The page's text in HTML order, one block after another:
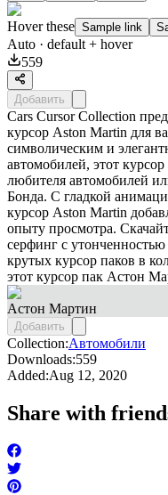
Hover these Sample link
Auto · default + hover
559
Добавить
Cars Cursor Collection
курсор Aston Martin для
символическим и
автомобилей, этот
любителя автомобилей
Бонда. С гладкой
курсор Aston Martin
опыту просмотра.
серфинг с
крутых курсор паков в
этот курсор пак Астон
Астон Мартин
Добавить
Collection:Автомобили
Downloads:559
Added:Aug 12, 2020
Share with